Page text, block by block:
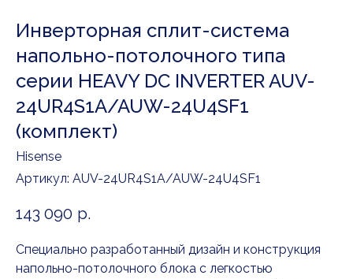
Инверторная сплит-система
напольно-потолочного типа
серии HEAVY DC INVERTER AUV-
24UR4S1A/AUW-24U4SF1
(комплект)
Hisense
Артикул: AUV-24UR4S1A/AUW-24U4SF1
143 090 р.
Специально разработанный дизайн и конструкция
напольно-потолочного блока с легкостью